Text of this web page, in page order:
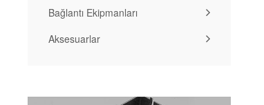
Bağlantı Ekipmanları
Aksesuarlar